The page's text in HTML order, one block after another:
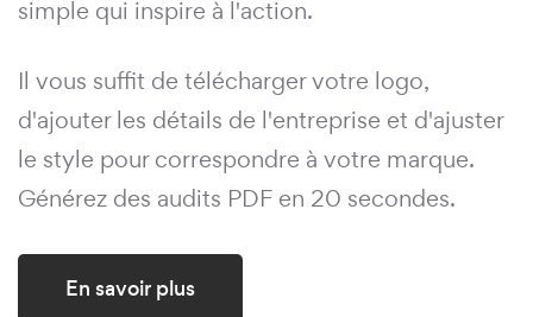
simple qui inspire à l'action.
Il vous suffit de télécharger votre logo,
d'ajouter les détails de l'entreprise et d'ajuster
le style pour correspondre à votre marque.
Générez des audits PDF en 20 secondes.
En savoir plus